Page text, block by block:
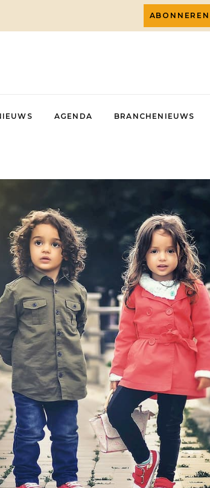
ABONNEREN
AGENDA BRANCHENIEUWS